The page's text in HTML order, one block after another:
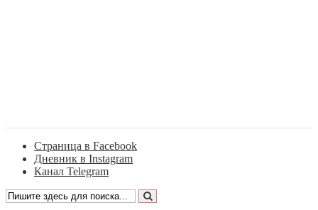
Страница в Facebook
Дневник в Instagram
Канал Telegram